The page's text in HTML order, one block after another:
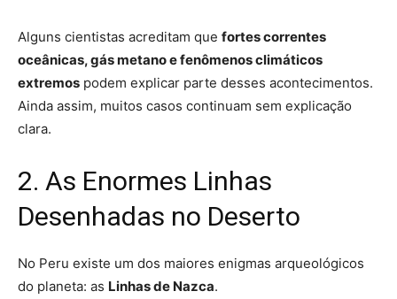
Alguns cientistas acreditam que fortes correntes
oceânicas, gás metano e fenômenos climáticos
extremos podem explicar parte desses acontecimentos.
Ainda assim, muitos casos continuam sem explicação
clara.
2. As Enormes Linhas
Desenhadas no Deserto
No Peru existe um dos maiores enigmas arqueológicos
do planeta: as Linhas de Nazca.